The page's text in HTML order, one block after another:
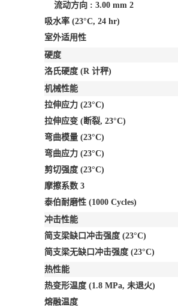
流动方向 : 3.00 mm 2
吸水率 (23°C, 24 hr)
室外适用性
硬度
洛氏硬度 (R 计秤)
机械性能
拉伸应力 (23°C)
拉伸应变 (断裂, 23°C)
弯曲模量 (23°C)
弯曲应力 (23°C)
剪切强度 (23°C)
摩擦系数 3
泰伯耐磨性 (1000 Cycles)
冲击性能
简支梁缺口冲击强度 (23°C)
简支梁无缺口冲击强度 (23°C)
热性能
热变形温度 (1.8 MPa, 未退火)
熔融温度